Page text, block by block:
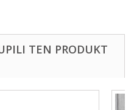
TEN PRODUKT